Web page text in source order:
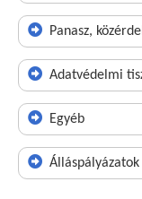
Panasz,
Adatvédelmi
Egyéb
Álláspályázatok